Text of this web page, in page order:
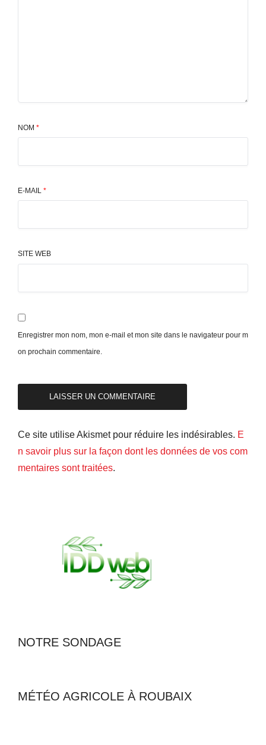
NOM *
E-MAIL *
SITE WEB
Enregistrer mon nom, mon e-mail et mon site dans le navigateur pour m
on prochain commentaire.
Ce site utilise Akismet pour réduire les indésirables. E
n savoir plus sur la façon dont les données de vos com
mentaires sont traitées.
NOTRE SONDAGE
MÉTÉO AGRICOLE À ROUBAIX